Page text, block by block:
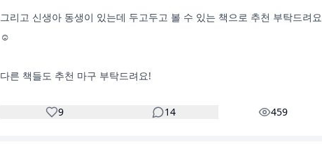
그리고 신생아 동생이 있는데 두고두고 볼 수 있는 책으로 추천 부탁드려요
☺️
9 14 459